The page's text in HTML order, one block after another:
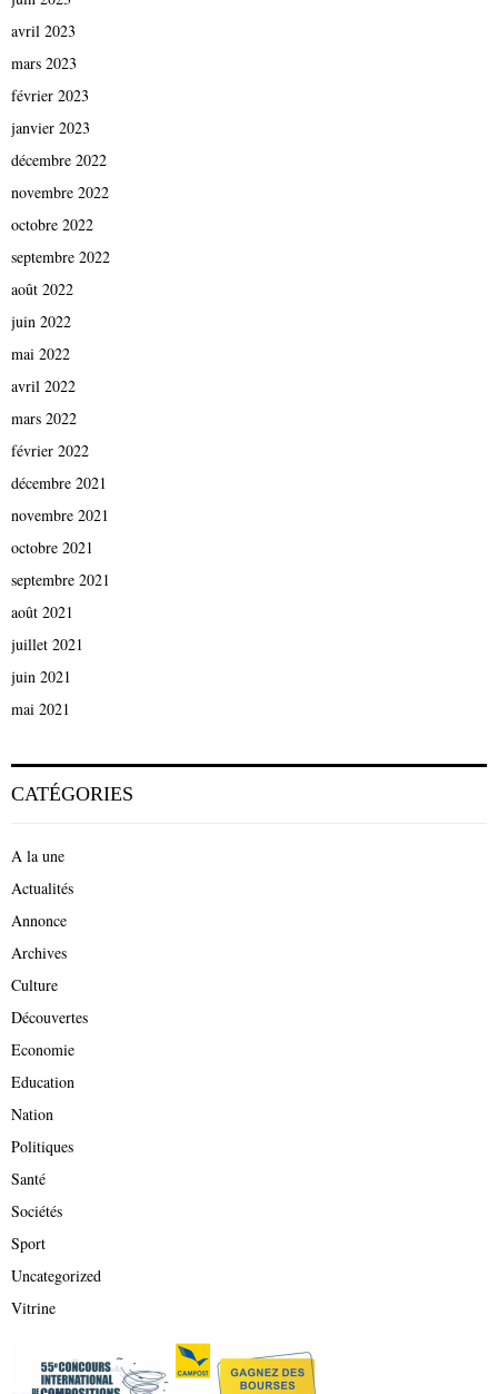
avril 2023
mars 2023
février 2023
janvier 2023
décembre 2022
novembre 2022
octobre 2022
septembre 2022
août 2022
juin 2022
mai 2022
avril 2022
mars 2022
février 2022
décembre 2021
novembre 2021
octobre 2021
septembre 2021
août 2021
juillet 2021
juin 2021
mai 2021
CATÉGORIES
A la une
Actualités
Annonce
Archives
Culture
Découvertes
Economie
Education
Nation
Politiques
Santé
Sociétés
Sport
Uncategorized
Vitrine